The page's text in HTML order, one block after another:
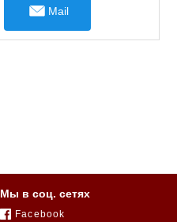
Mail
Мы в соц. сетях
Facebook